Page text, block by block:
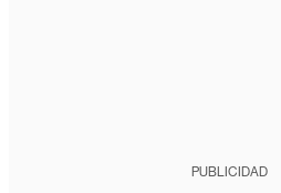
PUBLICIDAD